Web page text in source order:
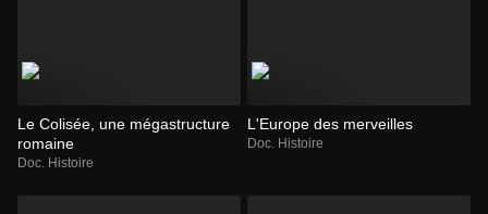
Le Colisée, une mégastructure
romaine
Doc. Histoire
L'Europe des merveilles
Doc. Histoire